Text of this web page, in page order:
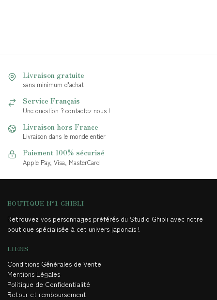
Livraison gratuite
sans minimum d'achat
Service Français
Une question ? contactez nous !
Livraison hors France
Livraison dans le monde entier
Paiement 100% sécurisé
Apple Pay, Visa, MasterCard
BOUTIQUE N°1 GHIBLI
Retrouvez vos personnages préférés du Studio Ghibli avec notre
boutique spécialisée à cet univers japonais !
LIENS
Conditions Générales de Vente
Mentions Légales
Politique de Confidentialité
Retour et remboursement